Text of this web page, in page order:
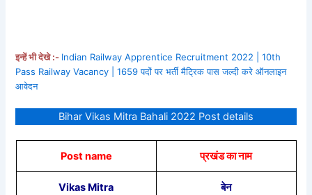
इन्हें भी देखे :- Indian Railway Apprentice Recruitment 2022 | 10th
Pass Railway Vacancy | 1659 पदों पर भर्ती मैट्रिक पास जल्दी करे ऑनलाइन
आवेदन
Bihar Vikas Mitra Bahali 2022 Post details
Post name प्रखंड का नाम
Vikas Mitra बेन